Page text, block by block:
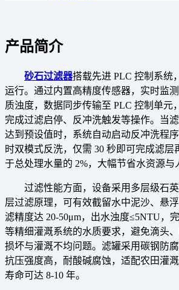
产品简介
砂石过滤器搭载先进 PLC 控制系统
运行。通过内置高精度传感器，实时监
质浊度，数据同步传输至 PLC 控制单元
完成过滤启停、反冲洗触发等操作。当
达到预设值时，系统自动启动反冲洗程
时双模式反洗，仅需 30 秒即可完成滤层
于总处理水量的 2%，大幅节省水资源与
过滤性能方面，设备采用多层级石
层过滤原理，可有效截留水中泥沙、悬
滤精度达 20-50μm，出水浊度≤5NTU，
等精细灌溉系统的水质要求，避免滴头
损坏与灌溉不均问题。滤罐采用碳钢防
抗压强度高，耐酸碱腐蚀，适配农田灌
寿命可达 8-10 年。